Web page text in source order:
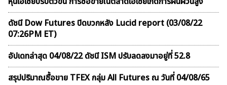
ดัชนี Dow Futures ปิดบวกหลัง Lucid report (03/08/22
07:26PM ET)
อัปเดทล่าสุด 04/08/22 ดัชนี ISM ปรับลดลงมาอยู่ที่ 52.8
สรุปปริมาณซื้อขาย TFEX กลุ่ม All Futures ณ วันที่ 04/08/65